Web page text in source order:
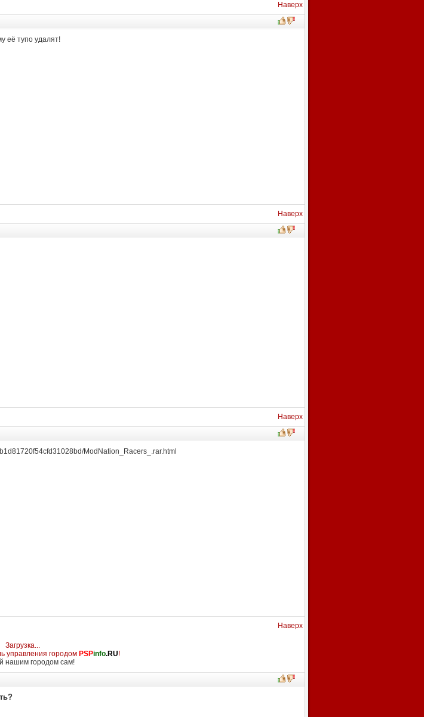
Наверх
её тупо удалят!
Наверх
Наверх
ModNation_Racers_.rar.html
Наверх
Загрузка...
управления городом PSPinfo.RU!
нашим городом сам!